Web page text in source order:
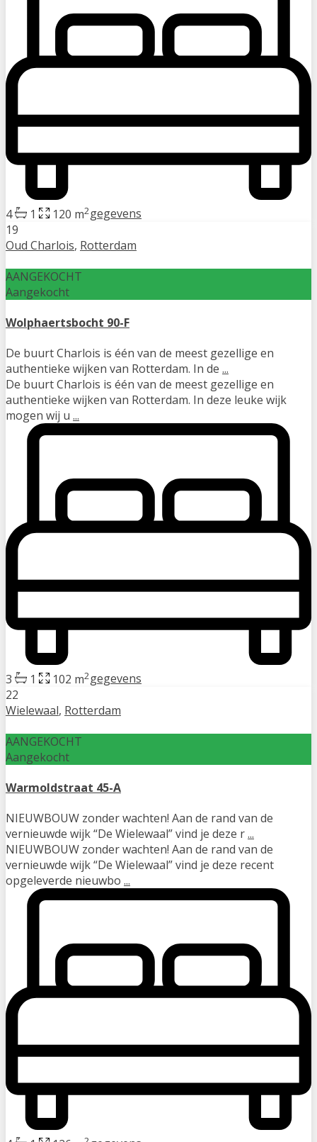
4 1 120 m2gegevens
19
Oud Charlois, Rotterdam
AANGEKOCHT
Aangekocht
Wolphaertsbocht 90-F
De buurt Charlois is één van de meest gezellige en
authentieke wijken van Rotterdam. In de ...
De buurt Charlois is één van de meest gezellige en
authentieke wijken van Rotterdam. In deze leuke wijk
mogen wij u ...
3 1 102 m2gegevens
22
Wielewaal, Rotterdam
AANGEKOCHT
Aangekocht
Warmoldstraat 45-A
NIEUWBOUW zonder wachten! Aan de rand van de
vernieuwde wijk “De Wielewaal” vind je deze r...
NIEUWBOUW zonder wachten! Aan de rand van de
vernieuwde wijk “De Wielewaal” vind je deze recent
opgeleverde nieuwbo ...